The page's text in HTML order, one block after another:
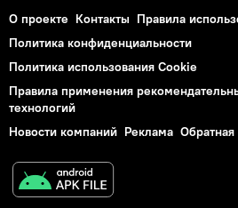
О проекте Контакты Правила
Политика конфиденциальности
Политика использования Cookie
Правила применения
технологий
Новости компаний Реклама Обратная